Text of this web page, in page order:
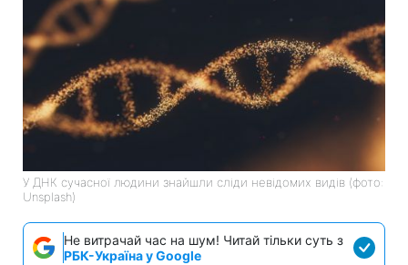
У ДНК сучасної людини знайшли сліди невідомих видів (фото:
Unsplash)
Не витрачай час на шум! Читай тільки суть з
РБК-Україна у Google